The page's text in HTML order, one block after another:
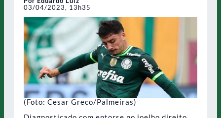
03/04/2023, 13h35
(Foto: Cesar Greco/Palmeiras)